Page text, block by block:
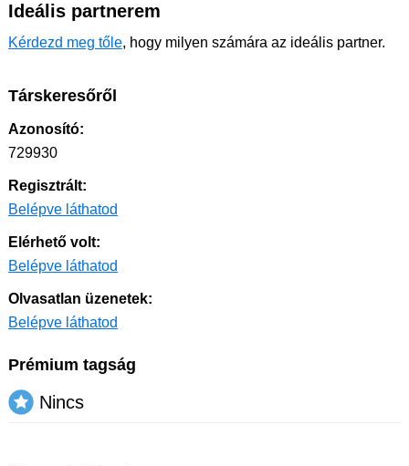
Ideális partnerem
Kérdezd meg tőle, hogy milyen számára az ideális partner.
Társkeresőről
Azonosító:
729930
Regisztrált:
Belépve láthatod
Elérhető volt:
Belépve láthatod
Olvasatlan üzenetek:
Belépve láthatod
Prémium tagság
Nincs